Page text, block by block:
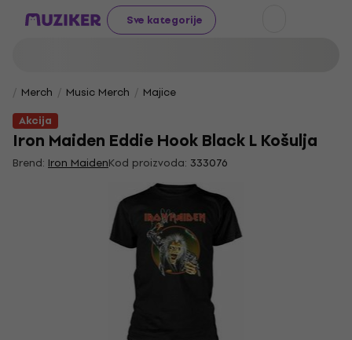
Sve kategorije
Merch Music Merch
Majice
Akcija
Iron Maiden Eddie Hook Black L Košulja
Brend: Iron MaidenKod proizvoda: 333076